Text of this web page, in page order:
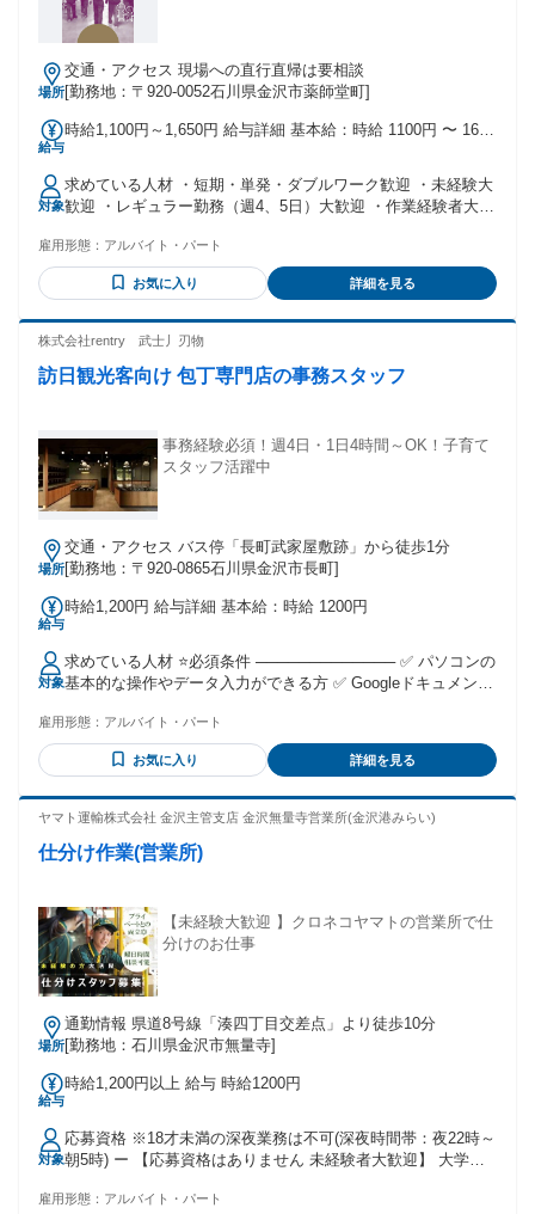
場所
交通・アクセス 現場への直行直帰は要相談
[勤務地：〒920-0052石川県金沢市薬師堂町]
給与
時給1,100円～1,650円 給与詳細 基本給：時給 1100円 〜 1650
対象
求めている人材 ・短期・単発・ダブルワーク歓迎 ・未経験大
歓迎 ・レギュラー勤務（週4、5日）大歓迎 ・作業経験者大歓
り
雇用形態： アルバイト・パート
お気に入り 詳細を見る
株式会社rentry 武士丿刃物
訪日観光客向け 包丁専門店の事務スタッフ
事務経験必須！週4日・1日4時間～OK！子育て
スタッフ活躍中
場所
交通・アクセス バス停「長町武家屋敷跡」から徒歩1分
[勤務地：〒920-0865石川県金沢市長町]
給与
時給1,200円 給与詳細 基本給：時給 1200円
対象
求めている人材 ⭐必須条件 ───────────── ✅ パソコンの
基本的な操作やデータ入力ができる方 ✅ Googleドキュメン
がある方 ⭐歓迎条件 ───────────── ✅ Canvaの使用経験
がある方 ✅ ポップやデザインの作成経験がある方 ✅ 英語が
理解できる方 新しいお店のオープンに関わりたい方、 日本文
雇用形態： アルバイト・パート
お気に入り 詳細を見る
ヤマト運輸株式会社 金沢主管支店 金沢無量寺営業所(金沢港みらい)
仕分け作業(営業所)
【未経験大歓迎 】クロネコヤマトの営業所で仕
分けのお仕事
場所
通勤情報 県道8号線「湊四丁目交差点」より徒歩10分
[勤務地：石川県金沢市無量寺]
給与
時給1,200円以上 給与 時給1200円
対象
応募資格 ※18才未満の深夜業務は不可(深夜時間帯：夜22時～
朝5時) ー 【応募資格はありません 未経験者大歓迎】 大学生 /
養範囲内 /Wワーク・副業も相談可能 (一部社内規定による) ◆
雇用形態： アルバイト・パート